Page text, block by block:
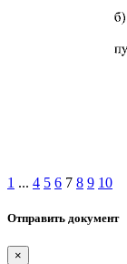
1 ... 4 5 6 7 8 9 10
Отправить документ
×